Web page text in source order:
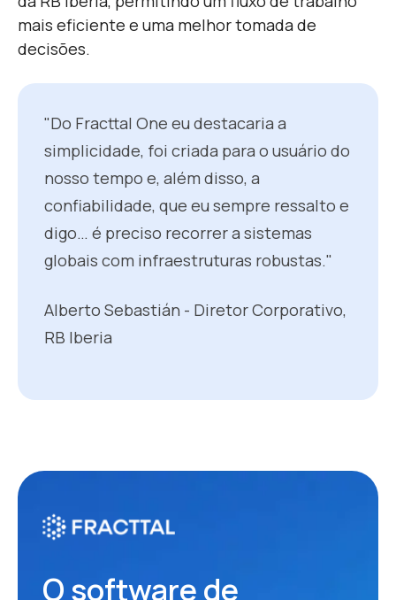
mais eficiente e uma melhor tomada de
decisões.
"Do Fracttal One eu destacaria a
simplicidade, foi criada para o usuário do
nosso tempo e, além disso, a
confiabilidade, que eu sempre ressalto e
digo… é preciso recorrer a sistemas
globais com infraestruturas robustas."
Alberto Sebastián - Diretor Corporativo,
RB Iberia
O software de